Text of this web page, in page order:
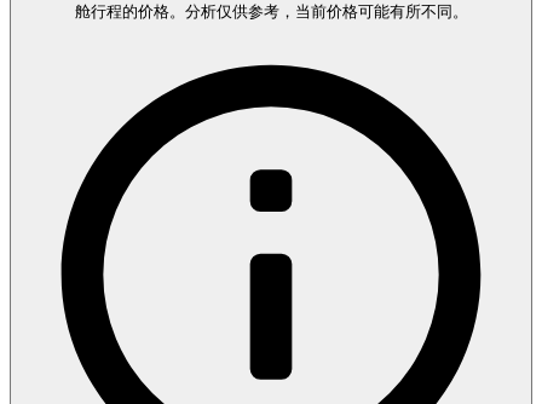
舱行程的价格。分析仅供参考，当前价格可能有所不同。